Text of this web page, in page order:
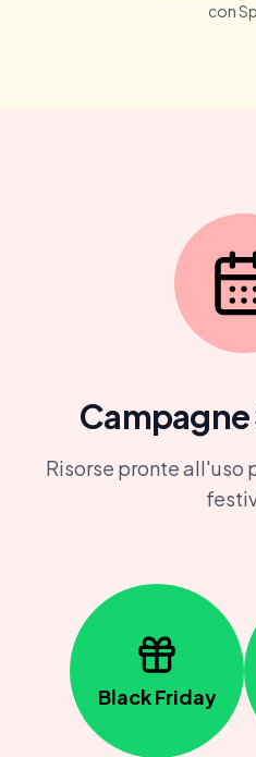
con
Risorse pronte all'uso
Black Friday